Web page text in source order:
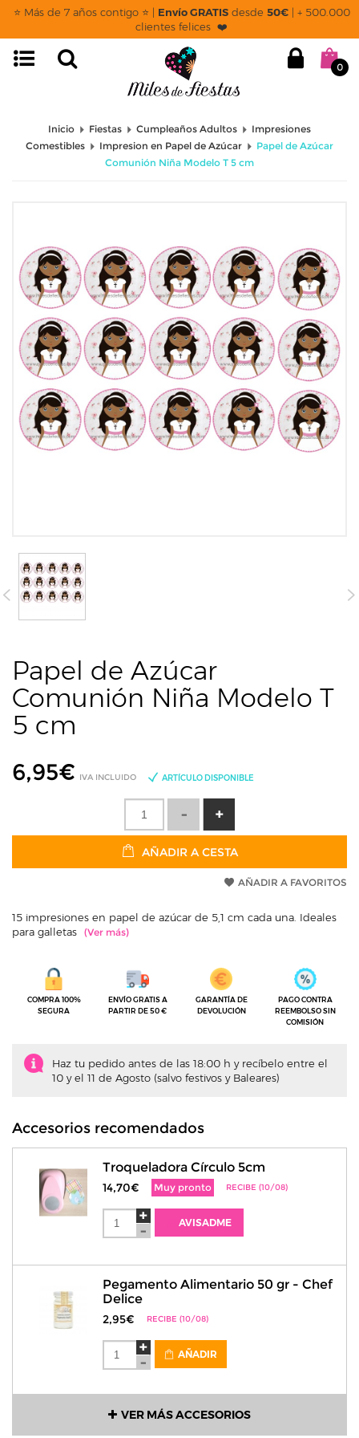
⭐ Más de 7 años contigo ⭐ | Envío GRATISdesde 50€| + 500.000
clientes felices ❤️
0
Inicio Fiestas Cumpleaños Adultos
Impresiones
Comestibles
Impresion en Papel de Azúcar
Papel de Azúcar
Comunión Niña Modelo T 5 cm
Papel de Azúcar
Comunión Niña Modelo T
5 cm
6,95€ IVA INCLUIDO ARTÍCULO DISPONIBLE
AÑADIR A CESTA
AÑADIR A FAVORITOS
15 impresiones en papel de azúcar de 5,1 cm cada una. Ideales
para galletas
COMPRA 100%
SEGURA
ENVÍO GRATIS A
PARTIR DE 50 €
GARANTÍA DE
DEVOLUCIÓN
PAGO CONTRA
REEMBOLSO SIN
COMISIÓN
Haz tu pedido antes de las 18:00 h y recíbelo entre el
10 y el 11 de Agosto (salvo festivos y Baleares)
Accesorios recomendados
Troqueladora Círculo 5cm
14,70€ Muy pronto RECIBE (10/08)
AVISADME
Pegamento Alimentario 50 gr - Chef
Delice
2,95€ RECIBE (10/08)
AÑADIR
VER MÁS ACCESORIOS